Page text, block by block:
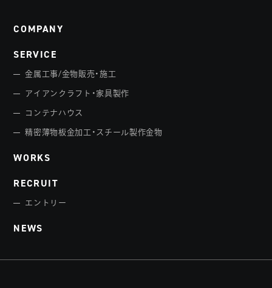
COMPANY
SERVICE
金属工事/金物販売・施工
アイアンクラフト・家具製作
コンテナハウス
精密薄物板金加工・スチール製作金物
WORKS
RECRUIT
エントリー
NEWS